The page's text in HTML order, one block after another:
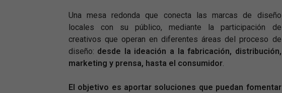
Una mesa redonda que conecta las marcas de diseño
locales con su público, mediante la participación de
creativos que operan en diferentes áreas del proceso de
diseño: desde la ideación a la fabricación, distribución,
marketing y prensa, hasta el consumidor.
El objetivo es aportar soluciones que puedan fomentar